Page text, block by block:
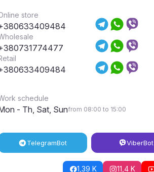
store
schedule
- Th, Sat, Sunfrom 08:00 to 15:00
TelegramBot ViberBot
1,39 K 11,4 K